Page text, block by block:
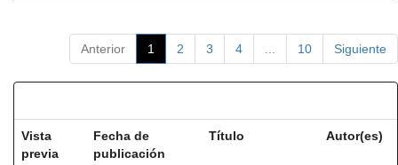
Anterior 1 2 3 4 10 Siguiente
Vista
previa
Fecha de
publicación
Título Autor(es)